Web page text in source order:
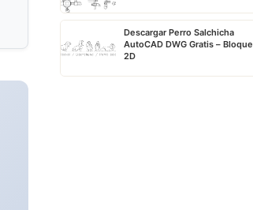
Descargar Perro Salchicha
AutoCAD DWG Gratis – Bloque
2D